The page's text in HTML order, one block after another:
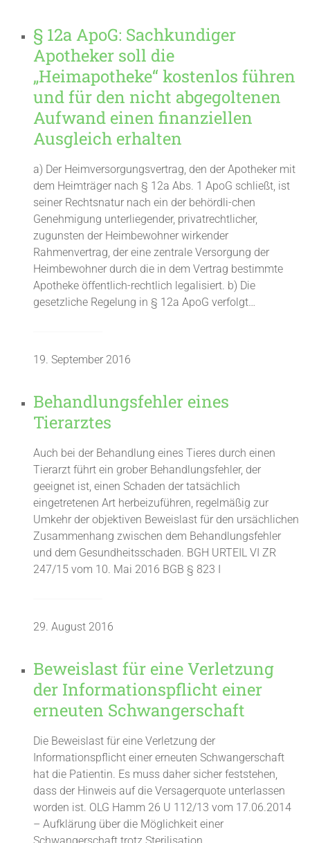
§ 12a ApoG: Sachkundiger
Apotheker soll die
„Heimapotheke“ kostenlos führen
und für den nicht abgegoltenen
Aufwand einen finanziellen
Ausgleich erhalten
a) Der Heimversorgungsvertrag, den der Apotheker mit
dem Heimträger nach § 12a Abs. 1 ApoG schließt, ist
seiner Rechtsnatur nach ein der behördli-chen
Genehmigung unterliegender, privatrechtlicher,
zugunsten der Heimbewohner wirkender
Rahmenvertrag, der eine zentrale Versorgung der
Heimbewohner durch die in dem Vertrag bestimmte
Apotheke öffentlich-rechtlich legalisiert. b) Die
gesetzliche Regelung in § 12a ApoG verfolgt…
19. September 2016
Behandlungsfehler eines
Tierarztes
Auch bei der Behandlung eines Tieres durch einen
Tierarzt führt ein grober Behandlungsfehler, der
geeignet ist, einen Schaden der tatsächlich
eingetretenen Art herbeizuführen, regelmäßig zur
Umkehr der objektiven Beweislast für den ursächlichen
Zusammenhang zwischen dem Behandlungsfehler
und dem Gesundheitsschaden. BGH URTEIL VI ZR
247/15 vom 10. Mai 2016 BGB § 823 I
29. August 2016
Beweislast für eine Verletzung
der Informationspflicht einer
erneuten Schwangerschaft
Die Beweislast für eine Verletzung der
Informationspflicht einer erneuten Schwangerschaft
hat die Patientin. Es muss daher sicher feststehen,
dass der Hinweis auf die Versagerquote unterlassen
worden ist. OLG Hamm 26 U 112/13 vom 17.06.2014
– Aufklärung über die Möglichkeit einer
Schwangerschaft trotz Sterilisation